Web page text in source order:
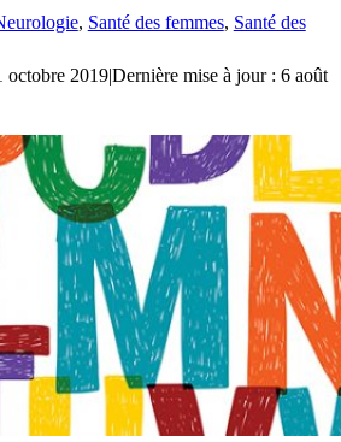
, Santé des femmes, Santé des
octobre 2019|Dernière mise à jour : 6 août